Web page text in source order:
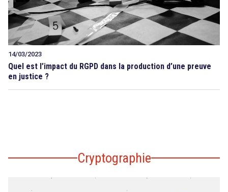
14/03/2023
Quel est l’impact du RGPD dans la production d’une preuve
en justice ?
Cryptographie